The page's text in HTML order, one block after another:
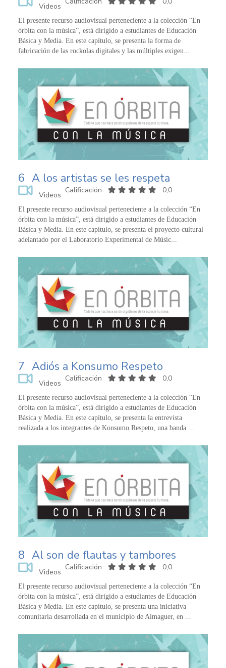
Videos
El presente recurso audiovisual perteneciente a la colección “En
órbita con la música”, está dirigido a estudiantes de Educación
Básica y Media. En este capítulo, se presenta la forma de
fabricación de las rockolas digitales y las múltiples exigen...
6 A los artistas se les respeta
Videos
Calificación 0,0
El presente recurso audiovisual perteneciente a la colección “En
órbita con la música”, está dirigido a estudiantes de Educación
Básica y Media. En este capítulo, se presenta el proyecto cultural
adelantado por el Laboratorio Experimental de Músic...
7 Adiós a Konsumo Respeto
Videos
Calificación 0,0
El presente recurso audiovisual perteneciente a la colección “En
órbita con la música”, está dirigido a estudiantes de Educación
Básica y Media. En este capítulo, se presenta la entrevista
realizada a los integrantes de Konsumo Respeto, una banda ...
8 Al son de flautas y tambores
Videos
Calificación 0,0
El presente recurso audiovisual perteneciente a la colección “En
órbita con la música”, está dirigido a estudiantes de Educación
Básica y Media. En este capítulo, se presenta una iniciativa
comunitaria desarrollada en el municipio de Almaguer, en ...